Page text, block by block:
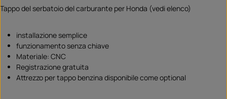
Tappo del serbatoio del carburante per Honda (vedi elenco)
installazione semplice
funzionamento senza chiave
Materiale: CNC
Registrazione gratuita
Attrezzo per tappo benzina disponibile come optional